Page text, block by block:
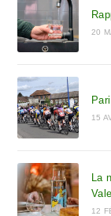
20
15
La
12